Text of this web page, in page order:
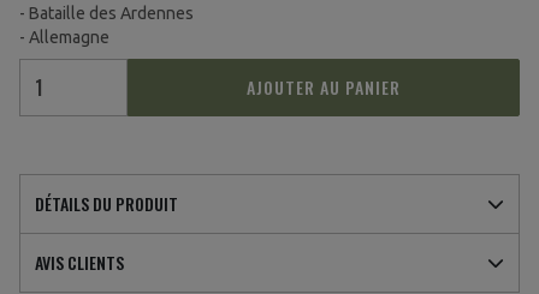
- Bataille des Ardennes
- Allemagne
AJOUTER AU PANIER
DÉTAILS DU PRODUIT
AVIS CLIENTS